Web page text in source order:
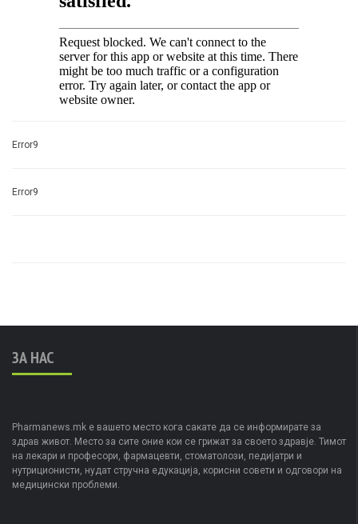
Error9
Error9
ЗА НАС
Pharmanews.mk е вашето место кога сакате да се информирате за
здрав живот. Место за сите оние кои се грижат за своето здравје. Тимот
на лекари и професори, фармацевти, стоматолози, педијатри и
нутриционисти, нудат стручна едукација, корисни совети и одговори на
медицински проблеми.